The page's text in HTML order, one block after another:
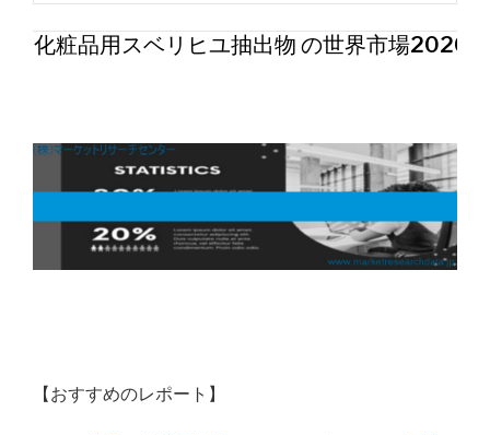
化粧品用スベリヒユ抽出物 の世界市場2026年
【おすすめのレポート】